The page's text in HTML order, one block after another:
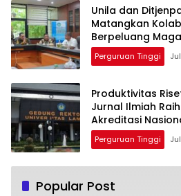
Unila dan
Matangkan
Berpeluang
Perguruan Tinggi
Produktivitas
Jurnal Ilmiah
Akreditasi
Perguruan Tinggi
Popular Post